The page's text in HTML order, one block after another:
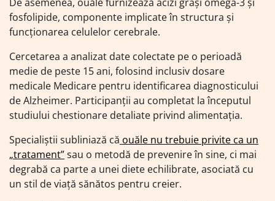
fosfolipide, componente implicate în structura și
funcționarea celulelor cerebrale.
Cercetarea a analizat date colectate pe o perioadă
medie de peste 15 ani, folosind inclusiv dosare
medicale Medicare pentru identificarea diagnosticului
de Alzheimer. Participanții au completat la începutul
studiului chestionare detaliate privind alimentația.
Specialiștii subliniază că ouăle nu trebuie privite ca un
„tratament”sau o metodă de prevenire în sine, ci mai
degrabă ca parte a unei diete echilibrate, asociată cu
un stil de viață sănătos pentru creier.